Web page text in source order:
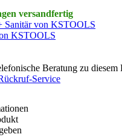
versandfertig
Sanitär von KSTOOLS
KSTOOLS
Beratung zu diesem
Service